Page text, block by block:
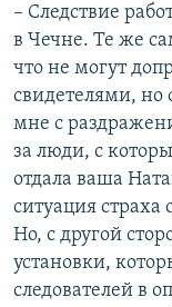
– Следствие
в Чечне. Те же
что не могут
свидетелями,
мне с
за люди, с
отдала ваша
ситуация страха
Но, с другой
установки,
следователей в